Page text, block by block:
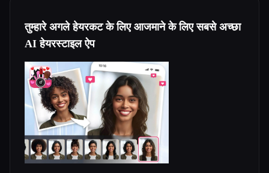
तुम्हारे अगले हेयरकट के लिए आजमाने के लिए सबसे अच्छा
AI हेयरस्टाइल ऐप